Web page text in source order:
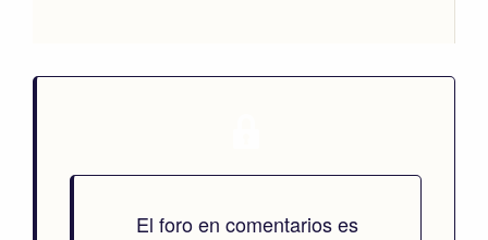
El foro en comentarios es